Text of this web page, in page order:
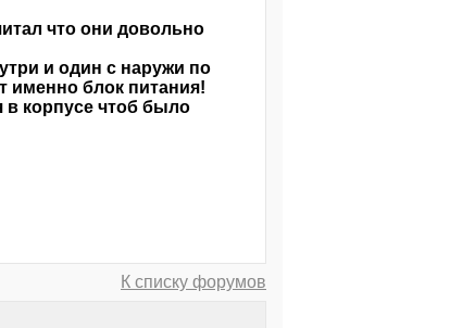
что они довольно
и один с наружи по
именно блок питания!
в корпусе чтоб было
К списку форумов